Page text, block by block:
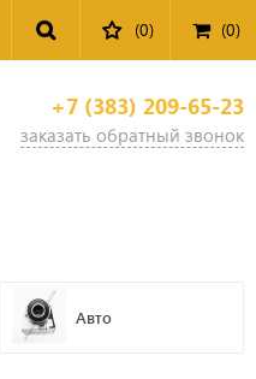
(0) (0)
+7 (383) 209-65-23
заказать обратный звонок
Авто